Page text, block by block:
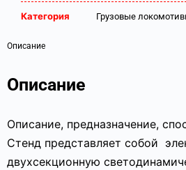
Категория Грузовые
Описание
Описание
Описание, предназначение,
Стенд представляет собой
двухсекционную